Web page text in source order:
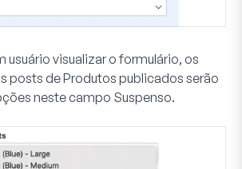
usuário visualizar o formulário, os
posts de Produtos publicados serão
neste campo Suspenso.